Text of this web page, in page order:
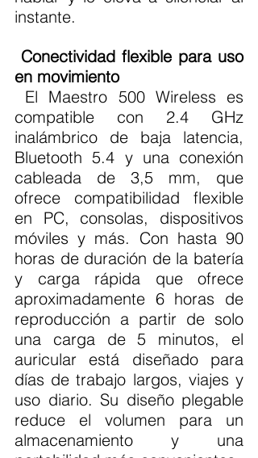
instante.
Conectividad flexible para uso
en movimiento
compatible con 2.4 GHz
inalámbrico de baja latencia,
Bluetooth 5.4 y una conexión
cableada de 3,5 mm, que
ofrece compatibilidad flexible
en PC, consolas, dispositivos
móviles y más. Con hasta 90
horas de duración de la batería
y carga rápida que ofrece
aproximadamente 6 horas de
reproducción a partir de solo
una carga de 5 minutos, el
auricular está diseñado para
días de trabajo largos, viajes y
uso diario. Su diseño plegable
reduce el volumen para un
almacenamiento y una